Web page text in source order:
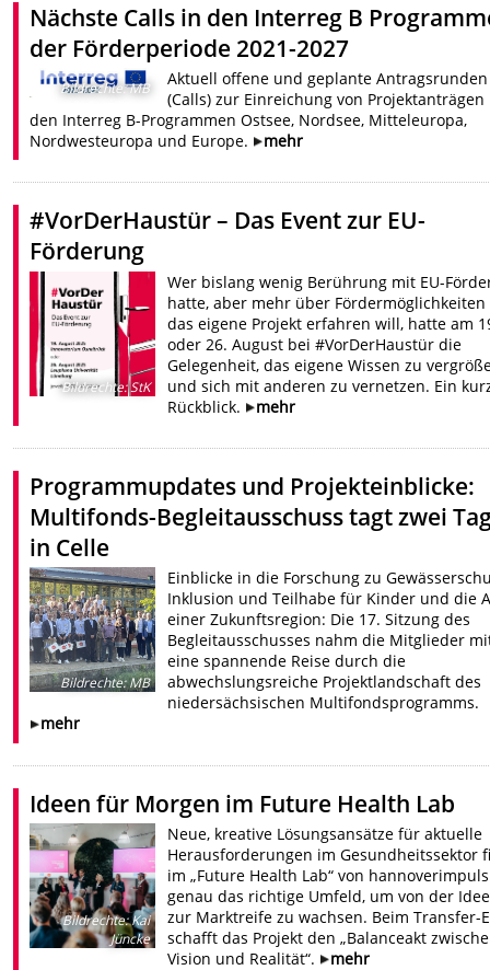
Nächste Calls in den Interreg B
der Förderperiode 2021-2027
Bildrechte:MB
Aktuell offene und geplante Antragsrunden
(Calls) zur Einreichung von Projektanträgen
den Interreg B-Programmen Ostsee, Nordsee, Mitteleuropa,
Nordwesteuropa und Europe.
mehr
#VorDerHaustür – Das Event zur EU-
Förderung
Bildrechte:StK
Wer bislang wenig Berührung mit EU-
hatte, aber mehr über
das eigene Projekt erfahren will, hatte am
oder 26. August bei #VorDerHaustür die
Gelegenheit, das eigene Wissen zu
und sich mit anderen zu vernetzen. Ein
Rückblick.
mehr
Programmupdates und Projekteinblicke:
Multifonds-Begleitausschuss tagt zwei
in Celle
Bildrechte:MB
Einblicke in die Forschung zu
Inklusion und Teilhabe für Kinder und die
einer Zukunftsregion: Die 17. Sitzung des
Begleitausschusses nahm die Mitglieder
eine spannende Reise durch die
abwechslungsreiche Projektlandschaft des
niedersächsischen Multifondsprogramms.
mehr
Ideen für Morgen im Future Health Lab
Bildrechte:Kai
Jüncke
Neue, kreative Lösungsansätze für aktuelle
Herausforderungen im Gesundheitssektor
im „Future Health Lab“ von hannoverimpuls
genau das richtige Umfeld, um von der
zur Marktreife zu wachsen. Beim Transfer-
schafft das Projekt den „Balanceakt
Vision und Realität“.
mehr